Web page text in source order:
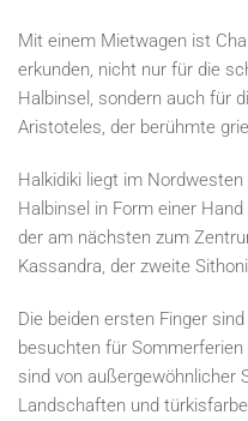
Mit einem Mietwagen ist
erkunden, nicht nur für die
Halbinsel, sondern auch für
Aristoteles, der berühmte
Halkidiki liegt im
Halbinsel in Form einer
der am nächsten zum
Kassandra, der zweite
Die beiden ersten Finger
besuchten für
sind von außergewöhnlicher
Landschaften und